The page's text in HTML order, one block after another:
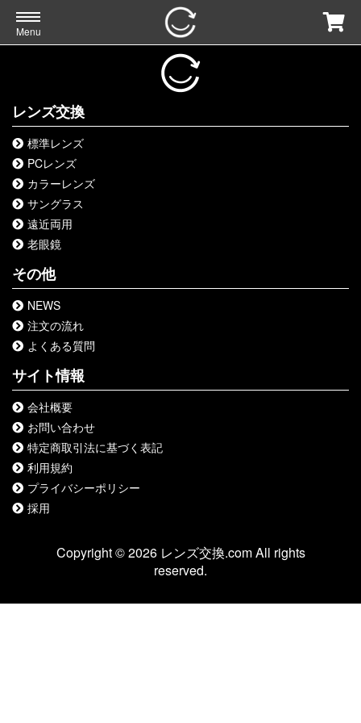
Menu
レンズ交換
標準レンズ
PCレンズ
カラーレンズ
サングラス
遠近両用
老眼鏡
その他
NEWS
注文の流れ
よくある質問
サイト情報
会社概要
お問い合わせ
特定商取引法に基づく表記
利用規約
プライバシーポリシー
採用
Copyright © 2026 レンズ交換.com All rights
reserved.